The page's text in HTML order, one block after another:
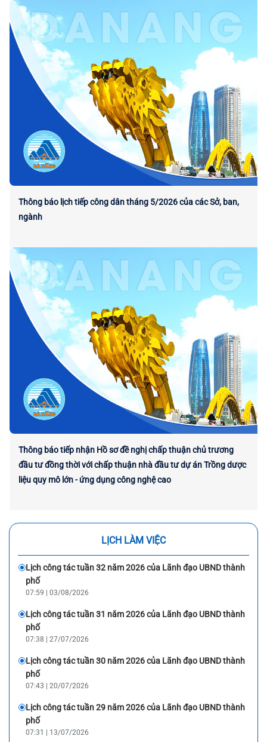
Thông báo lịch tiếp công dân tháng 5/2026 của các Sở, ban,
ngành
Thông báo tiếp nhận Hồ sơ đề nghị chấp thuận chủ trương
đầu tư đồng thời với chấp thuận nhà đầu tư dự án Trồng dược
liệu quy mô lớn - ứng dụng công nghệ cao
LỊCH LÀM VIỆC
Lịch công tác tuần 32 năm 2026 của Lãnh đạo UBND thành
phố
07:59 | 03/08/2026
Lịch công tác tuần 31 năm 2026 của Lãnh đạo UBND thành
phố
07:38 | 27/07/2026
Lịch công tác tuần 30 năm 2026 của Lãnh đạo UBND thành
phố
07:43 | 20/07/2026
Lịch công tác tuần 29 năm 2026 của Lãnh đạo UBND thành
phố
07:31 | 13/07/2026